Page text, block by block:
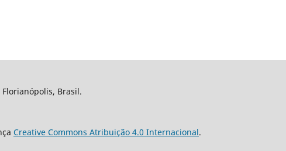
Florianópolis, Brasil.
Creative Commons Atribuição 4.0 Internacional.